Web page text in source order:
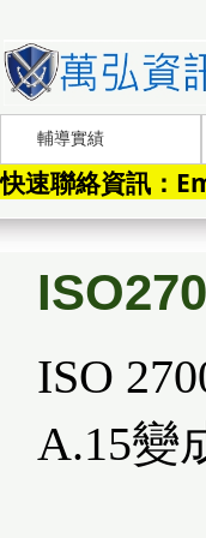
輔導實績
快速聯絡資訊：
ISO
A.15變